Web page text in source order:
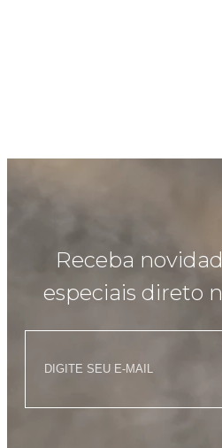
Receba
especiais direto